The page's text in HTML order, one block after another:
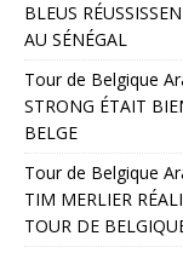
BLEUS
AU SÉNÉGAL
Tour de Belgique
STRONG ÉTAIT
BELGE
Tour de Belgique
TIM MERLIER
TOUR DE